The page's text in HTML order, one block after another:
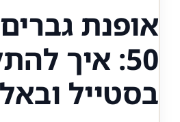
אופנת
50: איך
בסטייל